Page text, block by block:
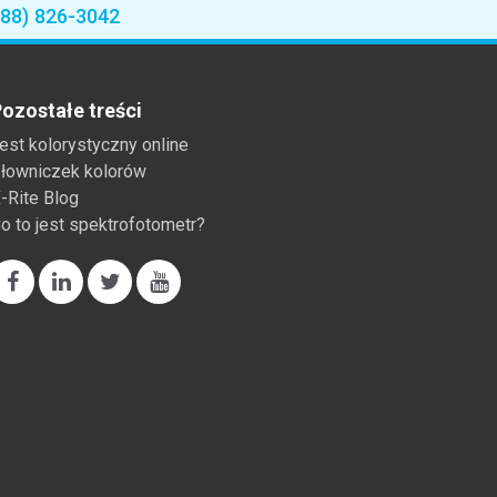
826-3042
treści
kolorystyczny online
kolorów
Rite Blog
to jest spektrofotometr?